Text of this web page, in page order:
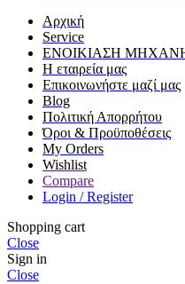
Αρχική
Service
ΕΝΟΙΚΙΑΣΗ
Η εταιρεία μας
Επικοινωνήστε μαζί μας
Blog
Πολιτική Απορρήτου
Όροι & Προϋποθέσεις
My Orders
Wishlist
Compare
Login / Register
Shopping cart
Close
Sign in
Close